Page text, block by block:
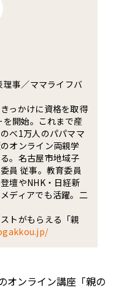
理事／ママライフバ
っかけに資格を取得
開始。これまで産
べ1万人のパパママ
オンライン両親学
。名古屋市地域子
員 従事。教育委員
壇やNHK・日経新
ディアでも活躍。二
トがもらえる「親
オンライン講座「親の